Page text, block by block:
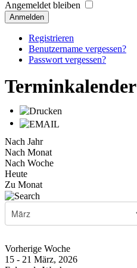
Angemeldet bleiben
Anmelden
Registrieren
Benutzername vergessen?
Passwort vergessen?
Terminkalender
Nach Jahr
Nach Monat
Nach Woche
Heute
Zu Monat
Vorherige Woche
15 - 21 März, 2026